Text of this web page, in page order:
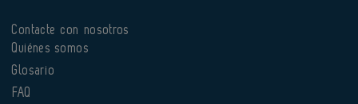
Contacte con nosotros
Quiénes somos
Glosario
FAQ